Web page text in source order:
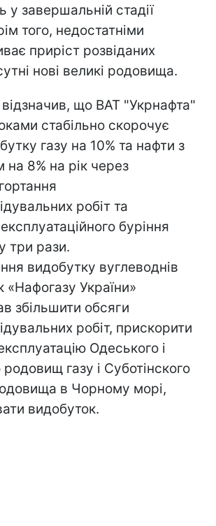
у завершальній стадії
того, недостатніми
приріст розвіданих
нові великі родовища.
що ВАТ "Укрнафта"
стабільно скорочує
газу на 10% та нафти з
на 8% на рік через
робіт та
буріння
три рази.
видобутку вуглеводнів
«Нафогазу України»
збільшити обсяги
робіт, прискорити
Одеського і
родовищ газу і Суботінского
в Чорному морі,
видобуток.